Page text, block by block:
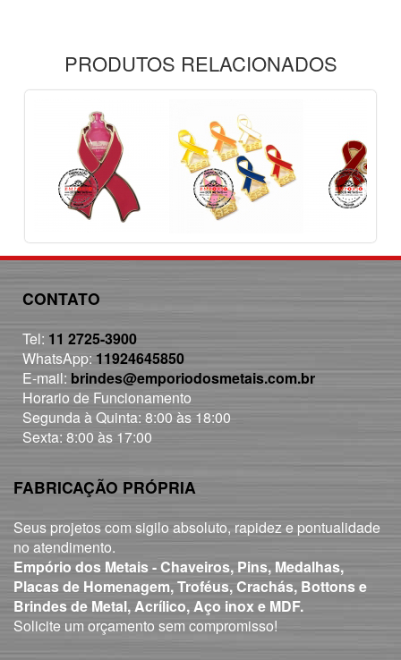
PRODUTOS RELACIONADOS
CONTATO
Tel: 11 2725-3900
WhatsApp: 11924645850
E-mail: brindes@emporiodosmetais.com.br
Horario de Funcionamento
Segunda à Quinta: 8:00 às 18:00
Sexta: 8:00 às 17:00
FABRICAÇÃO PRÓPRIA
Seus projetos com sigilo absoluto, rapidez e pontualidade
no atendimento.
Empório dos Metais - Chaveiros, Pins, Medalhas,
Placas de Homenagem, Troféus, Crachás, Bottons e
Brindes de Metal, Acrílico, Aço inox e MDF.
Solicite um orçamento sem compromisso!